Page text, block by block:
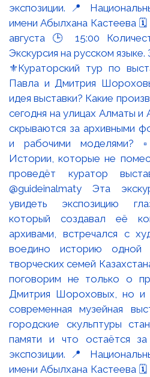
⚜️Кураторский тур по
Павла и Дмитрия
идея выставки? Какие
сегодня на улицах Алматы и
скрываются за архивными
и рабочими моделями?
Истории, которые не
проведёт куратор
@guideinalmaty Эта
увидеть экспозицию
который создавал её
архивами, встречался с
воедино историю одной
творческих семей
поговорим не только о
Дмитрия Шороховых, но и
современная музейная
городские скульптуры
памяти и что остаётся
экспозиции. 📍
имени Абылхана Кастеева 🗓